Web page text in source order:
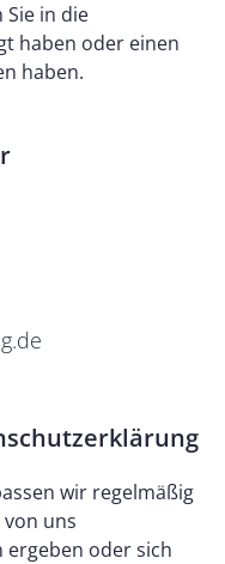
in die
haben oder einen
haben.
wir regelmäßig
uns
oder sich